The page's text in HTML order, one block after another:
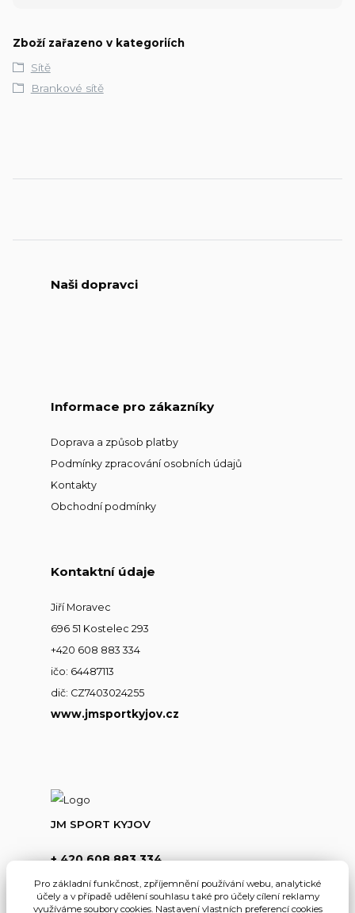
Zboží zařazeno v kategoriích
Sítě
Brankové sítě
Naši dopravci
Informace pro zákazníky
Doprava a způsob platby
Podmínky zpracování osobních údajů
Kontakty
Obchodní podmínky
Kontaktní údaje
Jiří Moravec
696 51 Kostelec 293
+420 608 883 334
ičo: 64487113
dič: CZ7403024255
www.jmsportkyjov.cz
JM SPORT KYJOV
+ 420 608 883 334
info@jmsportkyjov.cz
Pro základní funkčnost, zpříjemnění používání webu, analytické
účely a v případě udělení souhlasu také pro účely cílení reklamy
využíváme soubory cookies. Nastavení vlastních preferencí cookies